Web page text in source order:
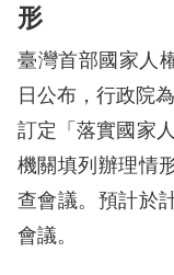
本
最
新
消
息
人
形
臺灣首部國家人
日公布，行政院
訂定「落實國家
機關填列辦理情
查會議。預計於
會議。